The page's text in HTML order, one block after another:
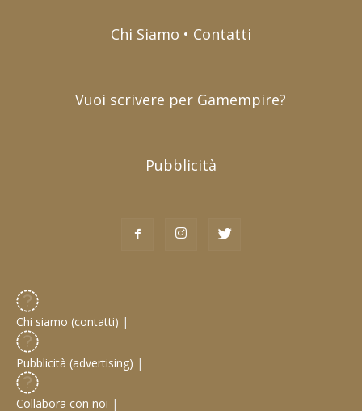
Chi Siamo • Contatti
Vuoi scrivere per Gamempire?
Pubblicità
Chi siamo (contatti) |
Pubblicità (advertising) |
Collabora con noi |